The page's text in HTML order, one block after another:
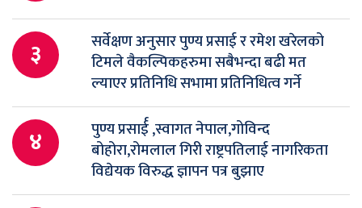
३
सर्वेक्षण अनुसार पुण्य प्रसाई र रमेश खरेलको
टिमले वैकल्पिकहरुमा सबैभन्दा बढी मत
ल्याएर प्रतिनिधि सभामा प्रतिनिधित्व गर्ने
४
पुण्य प्रसार्ई ,स्वागत नेपाल,गोविन्द
बोहोरा,रोमलाल गिरी राष्ट्रपतिलाई नागरिकता
विद्येयक विरुद्ध ज्ञापन पत्र बुझाए